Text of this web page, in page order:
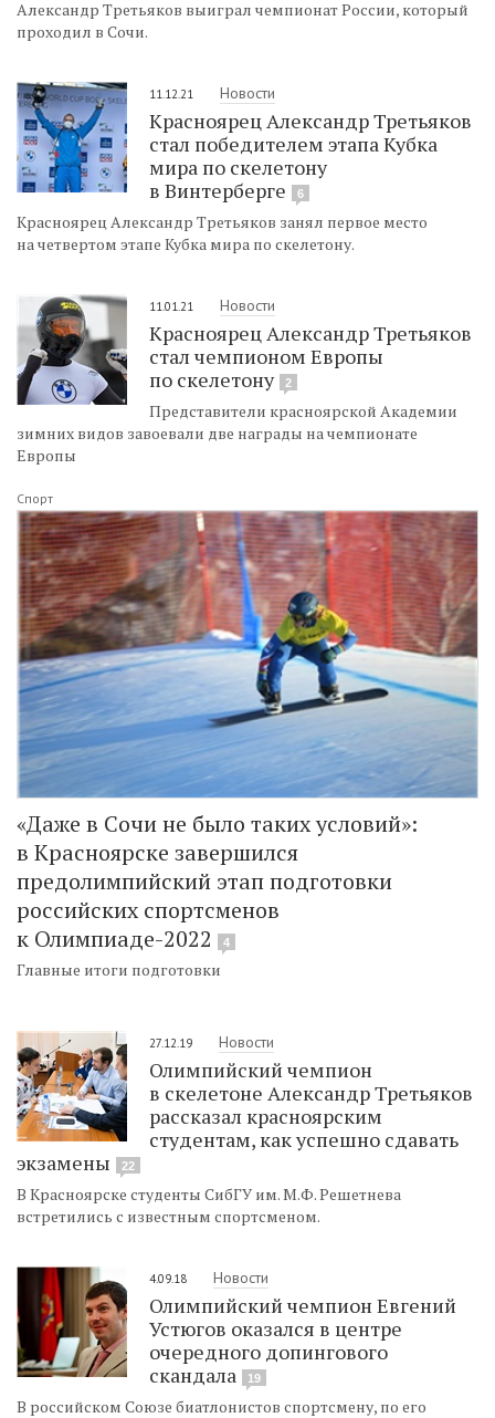
Александр Третьяков выиграл чемпионат России, который
проходил в Сочи.
11.12.21 Новости
Красноярец Александр Третьяков
стал победителем этапа Кубка
мира по скелетону
в Винтерберге
6
Красноярец Александр Третьяков занял первое место
на четвертом этапе Кубка мира по скелетону.
11.01.21 Новости
Красноярец Александр Третьяков
стал чемпионом Европы
по скелетону
2
Представители красноярской Академии
зимних видов завоевали две награды на чемпионате
Европы
Спорт
«Даже в Сочи не было таких условий»:
в Красноярске завершился
предолимпийский этап подготовки
российских спортсменов
к Олимпиаде-2022
4
Главные итоги подготовки
27.12.19 Новости
Олимпийский чемпион
в скелетоне Александр Третьяков
рассказал красноярским
студентам, как успешно сдавать
экзамены
22
В Красноярске студенты СибГУ им. М.Ф. Решетнева
встретились с известным спортсменом.
4.09.18 Новости
Олимпийский чемпион Евгений
Устюгов оказался в центре
очередного допингового
скандала
19
В российском Союзе биатлонистов спортсмену, по его